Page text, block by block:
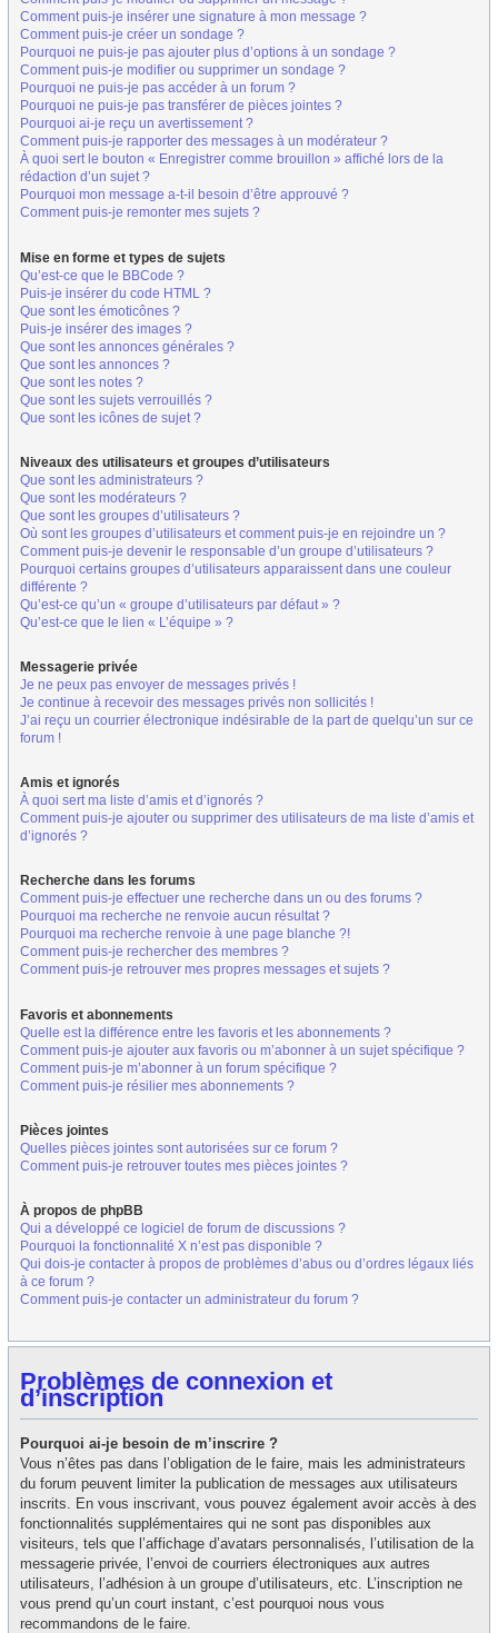
Comment puis-je insérer une signature à mon message ?
Comment puis-je créer un sondage ?
Pourquoi ne puis-je pas ajouter plus d’options à un sondage ?
Comment puis-je modifier ou supprimer un sondage ?
Pourquoi ne puis-je pas accéder à un forum ?
Pourquoi ne puis-je pas transférer de pièces jointes ?
Pourquoi ai-je reçu un avertissement ?
Comment puis-je rapporter des messages à un modérateur ?
À quoi sert le bouton « Enregistrer comme brouillon » affiché lors de la
rédaction d’un sujet ?
Pourquoi mon message a-t-il besoin d’être approuvé ?
Comment puis-je remonter mes sujets ?
Mise en forme et types de sujets
Qu’est-ce que le BBCode ?
Puis-je insérer du code HTML ?
Que sont les émoticônes ?
Puis-je insérer des images ?
Que sont les annonces générales ?
Que sont les annonces ?
Que sont les notes ?
Que sont les sujets verrouillés ?
Que sont les icônes de sujet ?
Niveaux des utilisateurs et groupes d’utilisateurs
Que sont les administrateurs ?
Que sont les modérateurs ?
Que sont les groupes d’utilisateurs ?
Où sont les groupes d’utilisateurs et comment puis-je en rejoindre un ?
Comment puis-je devenir le responsable d’un groupe d’utilisateurs ?
Pourquoi certains groupes d’utilisateurs apparaissent dans une couleur
différente ?
Qu’est-ce qu’un « groupe d’utilisateurs par défaut » ?
Qu’est-ce que le lien « L’équipe » ?
Messagerie privée
Je ne peux pas envoyer de messages privés !
Je continue à recevoir des messages privés non sollicités !
J’ai reçu un courrier électronique indésirable de la part de quelqu’un sur ce
forum !
Amis et ignorés
À quoi sert ma liste d’amis et d’ignorés ?
Comment puis-je ajouter ou supprimer des utilisateurs de ma liste d’amis et
d’ignorés ?
Recherche dans les forums
Comment puis-je effectuer une recherche dans un ou des forums ?
Pourquoi ma recherche ne renvoie aucun résultat ?
Pourquoi ma recherche renvoie à une page blanche ?!
Comment puis-je rechercher des membres ?
Comment puis-je retrouver mes propres messages et sujets ?
Favoris et abonnements
Quelle est la différence entre les favoris et les abonnements ?
Comment puis-je ajouter aux favoris ou m’abonner à un sujet spécifique ?
Comment puis-je m’abonner à un forum spécifique ?
Comment puis-je résilier mes abonnements ?
Pièces jointes
Quelles pièces jointes sont autorisées sur ce forum ?
Comment puis-je retrouver toutes mes pièces jointes ?
À propos de phpBB
Qui a développé ce logiciel de forum de discussions ?
Pourquoi la fonctionnalité X n’est pas disponible ?
Qui dois-je contacter à propos de problèmes d’abus ou d’ordres légaux liés
à ce forum ?
Comment puis-je contacter un administrateur du forum ?
Problèmes de connexion et
d’inscription
Pourquoi ai-je besoin de m’inscrire ?
Vous n’êtes pas dans l’obligation de le faire, mais les administrateurs
du forum peuvent limiter la publication de messages aux utilisateurs
inscrits. En vous inscrivant, vous pouvez également avoir accès à des
fonctionnalités supplémentaires qui ne sont pas disponibles aux
visiteurs, tels que l’affichage d’avatars personnalisés, l’utilisation de la
messagerie privée, l’envoi de courriers électroniques aux autres
utilisateurs, l’adhésion à un groupe d’utilisateurs, etc. L’inscription ne
vous prend qu’un court instant, c’est pourquoi nous vous
recommandons de le faire.